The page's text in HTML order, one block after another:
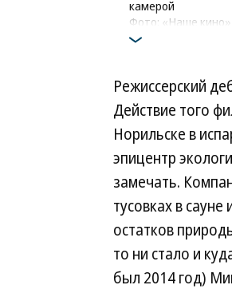
камерой
Фото: «Наше кино»
Режиссерский
Действие того
Норильске в
эпицентр
замечать.
тусовках в
остатков
то ни стало и
был 2014 год)